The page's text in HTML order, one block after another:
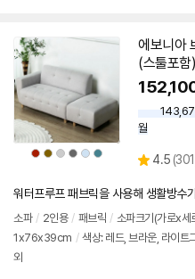
상
품
상
품
상
품
상
품
상
품
상
품
에보니아
(스툴포함)
월
별
점
4.5 (상
리
뷰
워터프루프 패브릭을 사용해 생활방수
소파 / 2인용 / 패브릭 / 소파크기(가로x
1x76x39cm / 색상: 레드, 브라운, 라이트
외